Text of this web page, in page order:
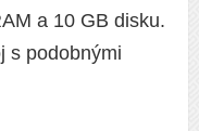
a 10 GB disku.
s podobnými